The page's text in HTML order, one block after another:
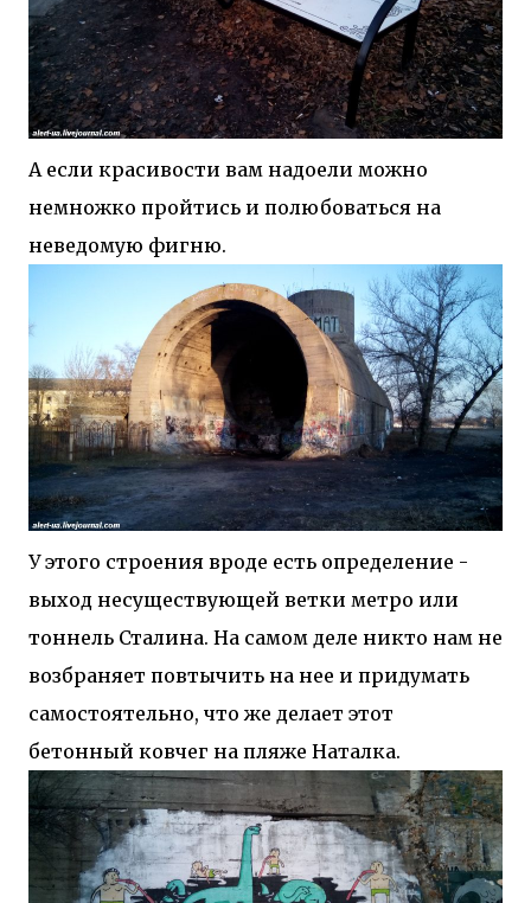
А если красивости вам надоели можно
немножко пройтись и полюбоваться на
неведомую фигню.
У этого строения вроде есть определение -
выход несуществующей ветки метро или
тоннель Сталина. На самом деле никто нам не
возбраняет повтычить на нее и придумать
самостоятельно, что же делает этот
бетонный ковчег на пляже Наталка.